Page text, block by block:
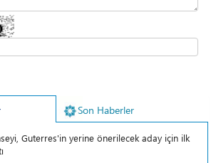
Son Haberler
Guterres'in yerine önerilecek aday için ilk